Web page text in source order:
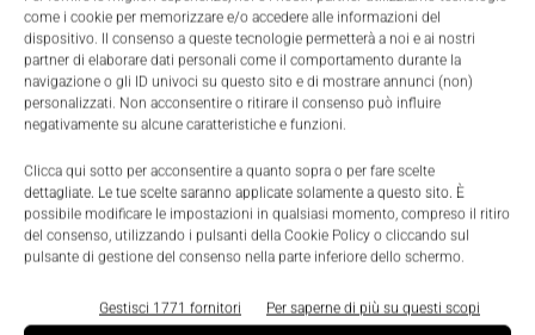
come i cookie per memorizzare e/o accedere alle informazioni del
dispositivo. Il consenso a queste tecnologie permetterà a noi e ai nostri
partner di elaborare dati personali come il comportamento durante la
navigazione o gli ID univoci su questo sito e di mostrare annunci (non)
personalizzati. Non acconsentire o ritirare il consenso può influire
negativamente su alcune caratteristiche e funzioni.
Clicca qui sotto per acconsentire a quanto sopra o per fare scelte
dettagliate. Le tue scelte saranno applicate solamente a questo sito. È
possibile modificare le impostazioni in qualsiasi momento, compreso il ritiro
del consenso, utilizzando i pulsanti della Cookie Policy o cliccando sul
pulsante di gestione del consenso nella parte inferiore dello schermo.
Gestisci 1771 fornitori Per saperne di più su questi scopi
Azienda
Telefono
Oggetto